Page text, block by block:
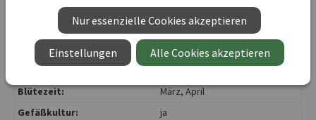
Lieferbar ab KW :
35
Lieferbar bis KW :
44
Botanische Bezeichnung :
Narcissus cyclamineus
Blütenfarbe:
gelb
Blütezeit:
März, April
Gefäßkultur:
ja
Nur essenzielle Cookies akzeptieren
Einstellungen Alle Cookies akzeptieren